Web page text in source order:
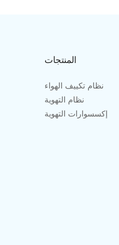
المنتجات
نظام تكييف الهواء
نظام التهوية
إكسسوارات التهوية